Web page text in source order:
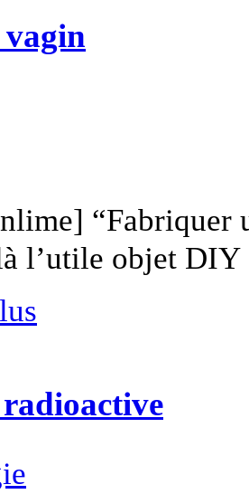
“Fabriquer
l’utile objet